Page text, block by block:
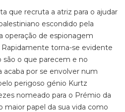
que recruta a atriz para o ajudar
escondido pela
operação de espionagem
torna-se evidente
são o que parecem e no
por se envolver num
perigoso génio Kurtz
nomeado para o Prémio da
maior papel da sua vida como